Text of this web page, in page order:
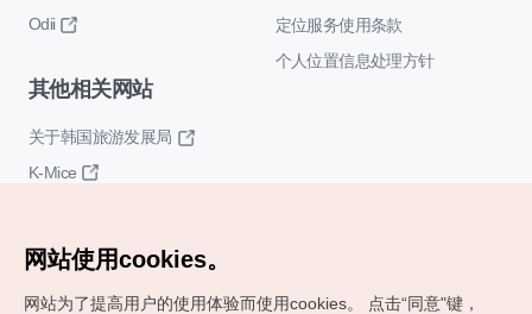
Odii
定位服务使用条款
个人位置信息处理方针
其他相关网站
关于韩国旅游发展局
K-Mice
网站使用cookies。
网站为了提高用户的使用体验而使用cookies。 点击“同意"键，